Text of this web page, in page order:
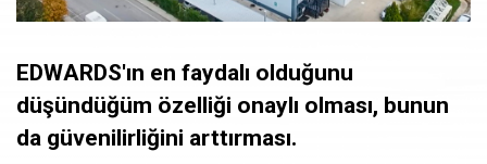
EDWARDS'ın en faydalı olduğunu
düşündüğüm özelliği onaylı olması, bunun
da güvenilirliğini arttırması.